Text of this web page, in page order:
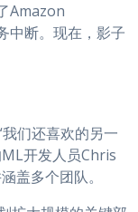
Amazon
中断。现在，影子
们还喜欢的另一
开发人员Chris
盖多个团队。